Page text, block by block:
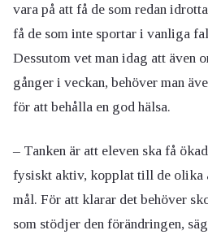
vara på att få de som redan
få de som inte sportar i vanliga
Dessutom vet man idag att även
gånger i veckan, behöver man
för att behålla en god hälsa.
– Tanken är att eleven ska få
fysiskt aktiv, kopplat till de olika
mål. För att klarar det behöver
som stödjer den förändringen,